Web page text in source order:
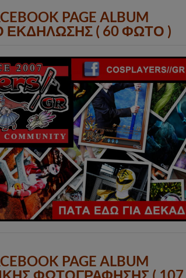
PAGE ALBUM
( 60 ΦΩΤΟ )
PAGE ALBUM